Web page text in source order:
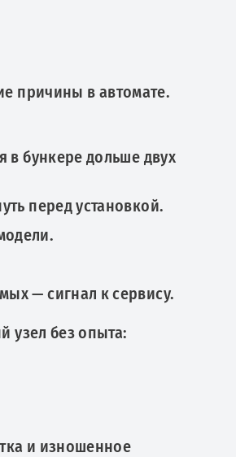
причины в автомате.
в бункере дольше двух
перед установкой.
— сигнал к сервису.
узел без опыта:
и изношенное